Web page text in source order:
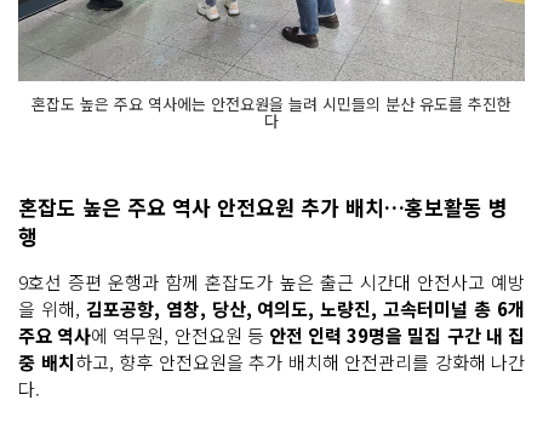
혼잡도 높은 주요 역사에는 안전요원을 늘려 시민들의 분산 유도를 추진한
다
혼잡도 높은 주요 역사 안전요원 추가 배치…홍보활동 병
행
9호선 증편 운행과 함께 혼잡도가 높은 출근 시간대 안전사고 예방
을 위해, 김포공항, 염창, 당산, 여의도, 노량진, 고속터미널 총 6개
주요 역사에 역무원, 안전요원 등 안전 인력 39명을 밀집 구간 내 집
중 배치하고, 향후 안전요원을 추가 배치해 안전관리를 강화해 나간
다.